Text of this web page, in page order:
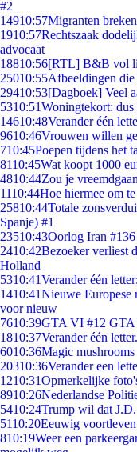
#2
14910:57Migranten
1910:57Rechtszaak
advocaat
18810:56[RTL] B&B vol
25010:55Afbeeldingen
29410:53[Dagboek] Veel
5310:51Woningtekort:
14610:48Verander één
9610:46Vrouwen willen
710:45Poepen tijdens het
8110:45Wat koopt 1000
4810:44Zou je
1110:44Hoe hiermee om te
25810:44Totale
Spanje) #1
23510:43Oorlog Iran
2410:42Bezoeker verliest
Holland
5310:41Verander één
1410:41Nieuwe Europese
voor nieuw
7610:39GTA VI #12 GTA
1810:37Verander één
6010:36Magic mushrooms
20310:36Verander een
1210:31Opmerkelijke
8910:26Nederlandse
5410:24Trump wil dat
5110:20Eeuwig voortleven
810:19Weer een